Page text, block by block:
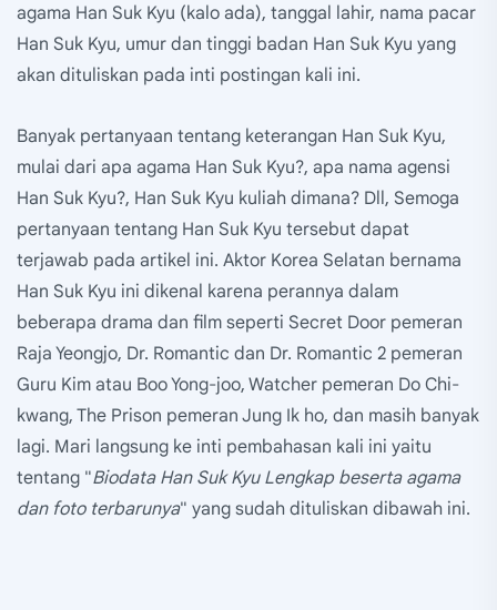
agama Han Suk Kyu (kalo ada), tanggal lahir, nama pacar
Han Suk Kyu, umur dan tinggi badan Han Suk Kyu yang
akan dituliskan pada inti postingan kali ini.
Banyak pertanyaan tentang keterangan Han Suk Kyu,
mulai dari apa agama Han Suk Kyu?, apa nama agensi
Han Suk Kyu?, Han Suk Kyu kuliah dimana? Dll, Semoga
pertanyaan tentang Han Suk Kyu tersebut dapat
terjawab pada artikel ini. Aktor Korea Selatan bernama
Han Suk Kyu ini dikenal karena perannya dalam
beberapa drama dan film seperti Secret Door pemeran
Raja Yeongjo, Dr. Romantic dan Dr. Romantic 2 pemeran
Guru Kim atau Boo Yong-joo, Watcher pemeran Do Chi-
kwang, The Prison pemeran Jung Ik ho, dan masih banyak
lagi. Mari langsung ke inti pembahasan kali ini yaitu
tentang "Biodata Han Suk Kyu Lengkap beserta agama
dan foto terbarunya" yang sudah dituliskan dibawah ini.